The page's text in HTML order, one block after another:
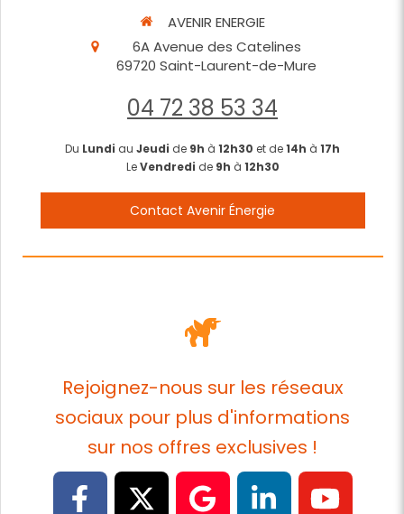
AVENIR ENERGIE
6A Avenue des Catelines
69720 Saint-Laurent-de-Mure
04 72 38 53 34
Du Lundi au Jeudi de 9h à 12h30 et de14h à 17h
LeVendredi de 9h à 12h30
Contact Avenir Énergie
Rejoignez-nous sur les réseaux
sociaux pour plus d'informations
sur nos offres exclusives !